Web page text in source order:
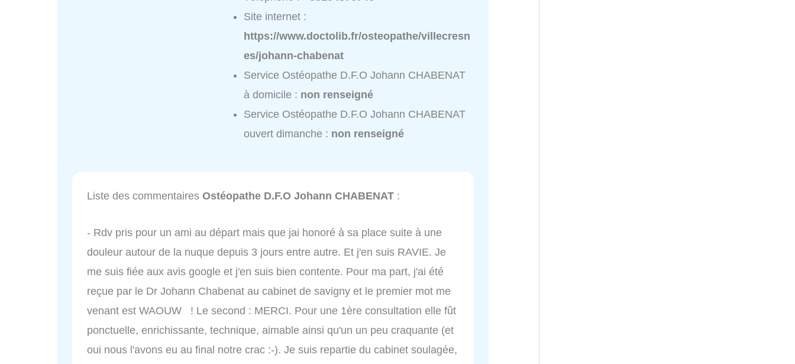
Site internet :
https://www.doctolib.fr/osteopathe/villecresn
es/johann-chabenat
Service Ostéopathe D.F.O Johann CHABENAT
à domicile : non renseigné
Service Ostéopathe D.F.O Johann CHABENAT
ouvert dimanche : non renseigné
Liste des commentaires Ostéopathe D.F.O Johann CHABENAT :
- Rdv pris pour un ami au départ mais que jai honoré à sa place suite à une
douleur autour de la nuque depuis 3 jours entre autre. Et j'en suis RAVIE. Je
me suis fiée aux avis google et j'en suis bien contente. Pour ma part, j'ai été
reçue par le Dr Johann Chabenat au cabinet de savigny et le premier mot me
venant est WAOUW ! Le second : MERCI. Pour une 1ère consultation elle fût
ponctuelle, enrichissante, technique, aimable ainsi qu'un un peu craquante (et
oui nous l'avons eu au final notre crac :-). Je suis repartie du cabinet soulagée,